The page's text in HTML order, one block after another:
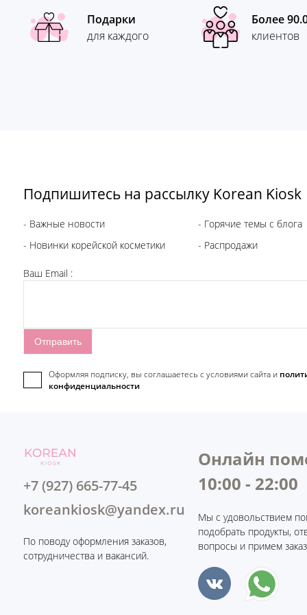
Подарки
для каждого
Более
клиентов
Подпишитесь на рассылку Korean Kiosk
- Важные новости
- Горячие темы с блога
- Новинки корейской косметики
- Распродажи
Ваш Email :
Оформляя подписку, вы соглашаетесь c условиями сайта и
конфиденциальности
+7 (927) 665-77-45
koreankiosk@yandex.ru
По поводу оформления заказов,
сотрудничества и вакансий.
Онлайн
10:00 - 22:00
Мы с удовольствием
подобрать продукты,
вопросы и примем